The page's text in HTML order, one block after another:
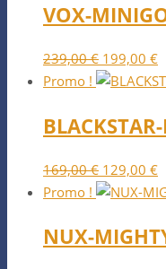
VOX-
239,00€ Le
prix
était :
199,00 €Le
Promo !
169,00€ Le
prix
était :
129,00 €Le
Promo !
NUX-